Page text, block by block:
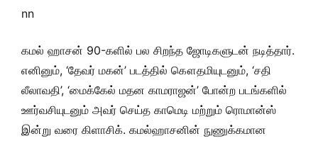
nn
கமல் ஹாசன் 90-களில் பல சிறந்த ஜோடிகளுடன் நடித்தார்.
எனினும், ‘தேவர் மகன்’ படத்தில் கௌதமியுடனும், ‘சதி
லீலாவதி’, ‘மைக்கேல் மதன காமராஜன்’ போன்ற படங்களில்
ஊர்வசியுடனும் அவர் செய்த காமெடி மற்றும் ரொமான்ஸ்
இன்று வரை கிளாசிக். கமல்ஹாசனின் நுணுக்கமான